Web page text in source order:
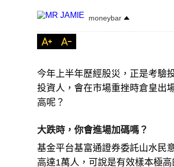
moneybar
今年上半年歷經股災，正是考驗
投資人，會在市場重挫時倉皇出
大跌時，你會進場加碼嗎？
基金平台基富通證券委託山水民